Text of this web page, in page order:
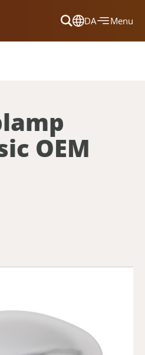
DA
Dansk
Nederlands
Menu
OEM